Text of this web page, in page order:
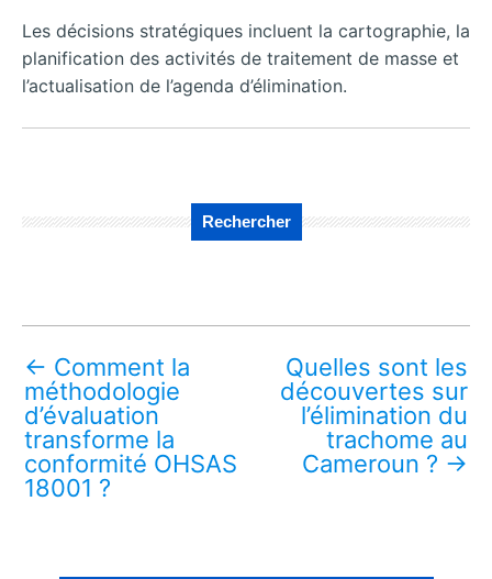
Les décisions stratégiques incluent la cartographie, la
planification des activités de traitement de masse et
l’actualisation de l’agenda d’élimination.
Rechercher
← Comment la
méthodologie
d’évaluation
transforme la
conformité OHSAS
18001 ?
Quelles sont les
découvertes sur
l’élimination du
trachome au
Cameroun ? →